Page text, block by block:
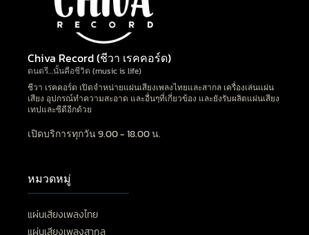
Chiva Record (ชีวา เรคคอร์ด)
ดนตรี…นั้นคือชีวิต (music is life)
ชีวา เรคคอร์ด เปิดจำหน่ายแผ่นเสียงเพลงไทยและสากล เครื่องเล่นแผ่น
เสียง อุปกรณ์ทำความสะอาด และอื่นๆที่เกี่ยวข้อง และยังรับผลิตแผ่นเสียง
เทปและซีดีอีกด้วย
เปิดบริการทุกวัน 9.00 - 18.00 น.
หมวดหมู่
แผ่นเสียงเพลงไทย